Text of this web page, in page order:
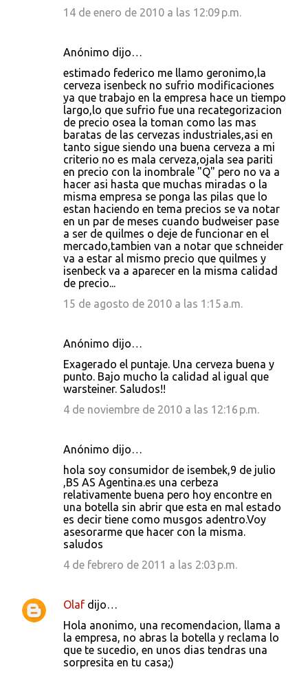
14 de enero de 2010 a las 12:09 p.m.
Anónimo dijo…
estimado federico me llamo geronimo,la
cerveza isenbeck no sufrio modificaciones
ya que trabajo en la empresa hace un tiempo
largo,lo que sufrio fue una recategorizacion
de precio osea la toman como las mas
baratas de las cervezas industriales,asi en
tanto sigue siendo una buena cerveza a mi
criterio no es mala cerveza,ojala sea pariti
en precio con la inombrale "Q" pero no va a
hacer asi hasta que muchas miradas o la
misma empresa se ponga las pilas que lo
estan haciendo en tema precios se va notar
en un par de meses cuando budweiser pase
a ser de quilmes o deje de funcionar en el
mercado,tambien van a notar que schneider
va a estar al mismo precio que quilmes y
isenbeck va a aparecer en la misma calidad
de precio...
15 de agosto de 2010 a las 1:15 a.m.
Anónimo dijo…
Exagerado el puntaje. Una cerveza buena y
punto. Bajo mucho la calidad al igual que
warsteiner. Saludos!!
4 de noviembre de 2010 a las 12:16 p.m.
Anónimo dijo…
hola soy consumidor de isembek,9 de julio
,BS AS Agentina.es una cerbeza
relativamente buena pero hoy encontre en
una botella sin abrir que esta en mal estado
es decir tiene como musgos adentro.Voy
asesorarme que hacer con la misma.
saludos
4 de febrero de 2011 a las 2:03 p.m.
Olaf dijo…
Hola anonimo, una recomendacion, llama a
la empresa, no abras la botella y reclama lo
que te sucedio, en unos dias tendras una
sorpresita en tu casa;)